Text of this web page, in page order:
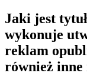
Jaki jest
wykonuje
reklam
również inne